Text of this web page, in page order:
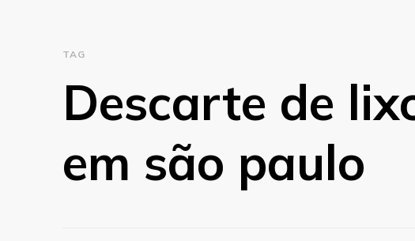
TAG
Descarte de
em são paulo